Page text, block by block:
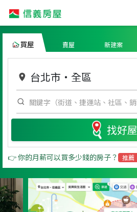
買屋 賣屋 新建案
台北市 ・ 全區
找好屋
👉 你的月薪可以買多少錢的房子？ 推薦